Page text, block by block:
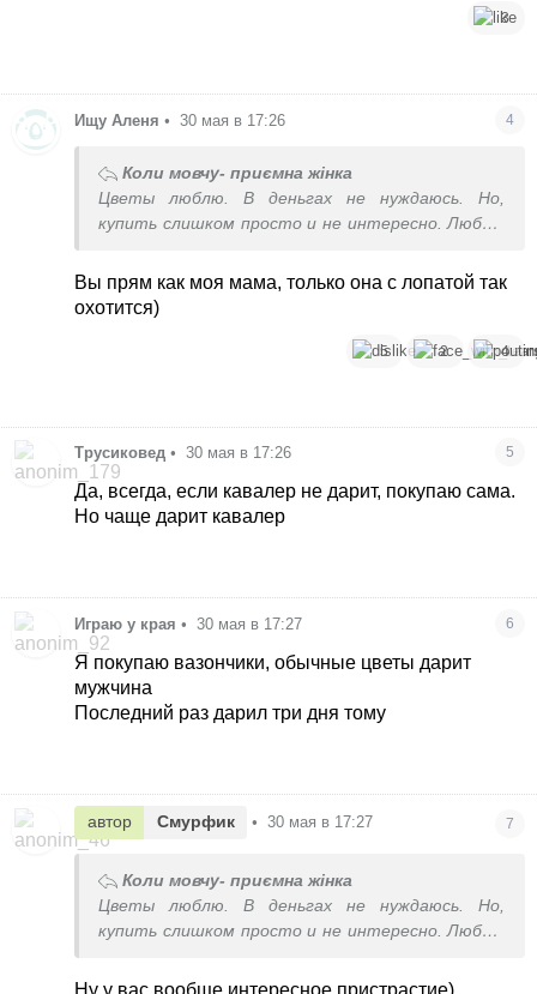
3
Ищу Аленя • 30 мая в 17:26 4
Коли мовчу- приємна жінка
Цветы люблю. В деньгах не нуждаюсь. Но,
купить слишком просто и не интересно. Люблю
радость. В крайнем случае нарвать где-то в
поле, но только не покупать.
Вы прям как моя мама, только она с лопатой так
охотится)
5 2 4
Трусиковед • 30 мая в 17:26 5
Да, всегда, если кавалер не дарит, покупаю сама.
Но чаще дарит кавалер
Играю у края • 30 мая в 17:27 6
Я покупаю вазончики, обычные цветы дарит
мужчина
Последний раз дарил три дня тому
автор Смурфик • 30 мая в 17:27 7
Коли мовчу- приємна жінка
Цветы люблю. В деньгах не нуждаюсь. Но,
купить слишком просто и не интересно. Люблю
радость. В крайнем случае нарвать где-то в
Ну у вас вообще интересное пристрастие)